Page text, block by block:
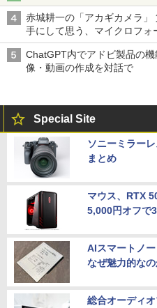
赤城耕一の「アカギカメラ
手にして思う、マイクロフ
ChatGPT内でアドビ製品の
像・動画の作成を対話で
Special Site
ソニーミラー
まとめ
マウス、RTX
5,000円オフで
AIスマートノ
なぜ魅力的なの
総合オーディ